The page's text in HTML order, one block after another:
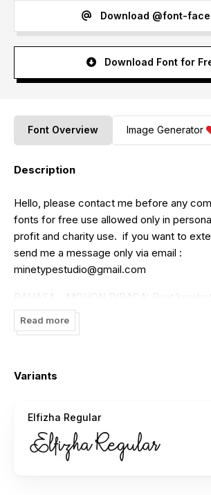
Download @font-
Download Font for
Font Overview Image Generator
Description
Hello, please contact me before any
fonts for free use allowed only in
profit and charity use. if you want to
send me a message only via email :
minetypestudio@gmail.com
BAHASA - MOHON DIBACA: Buat
Indonesia, font ini bersifat GRATIS dan
PRIBADI, yang artinya bukan dipakai untuk
untuk kamu pribadi. jika ingin
atau lisensi yang lebih banyak
Extended, jangan biarkan diri anda
memberi alasan tidak jelas !
Read more
Variants
Elfizha Regular